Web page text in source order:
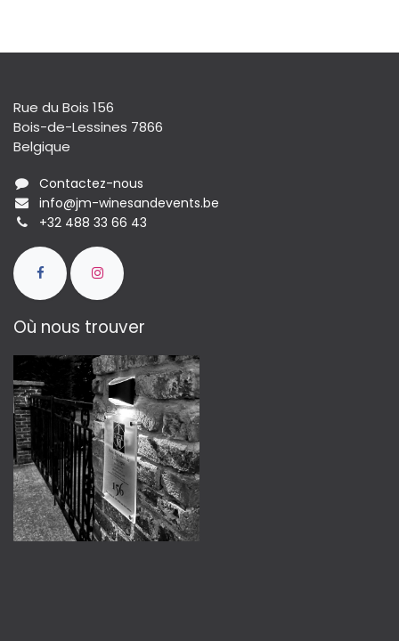
Rue du Bois 156
Bois-de-Lessines 7866
Belgique
Contactez-nous
info@jm-winesandevents.be
+32 488 33 66 43
Où nous trouver